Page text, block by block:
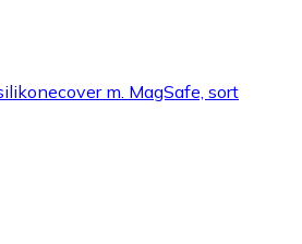
m. MagSafe, sort